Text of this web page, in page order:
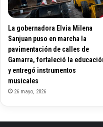
La gobernadora Elvia Milena
Sanjuan puso en marcha la
pavimentación de calles de
Gamarra, fortaleció la
y entregó instrumentos
musicales
26 mayo, 2026